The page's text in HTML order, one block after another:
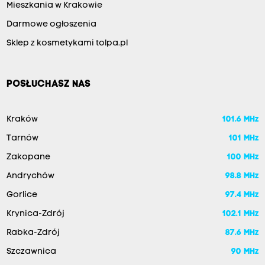
Mieszkania w Krakowie
Darmowe ogłoszenia
Sklep z kosmetykami tolpa.pl
POSŁUCHASZ NAS
Kraków 101.6 MHz
Tarnów 101 MHz
Zakopane 100 MHz
Andrychów 98.8 MHz
Gorlice 97.4 MHz
Krynica-Zdrój 102.1 MHz
Rabka-Zdrój 87.6 MHz
Szczawnica 90 MHz